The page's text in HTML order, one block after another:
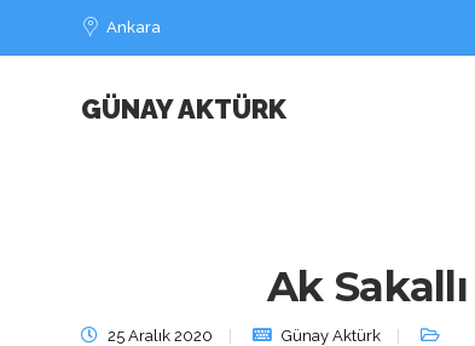
Ankara
GÜNAY AKTÜRK
Ak
25 Aralık 2020 Günay Aktürk